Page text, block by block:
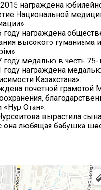
награждена
Национальной
году награждена
высокого гуманизма
году медалью в честь
году награждена
Казахстана».
почетной грамотой
«Нур Отан».
вырастила
она любящая бабушка